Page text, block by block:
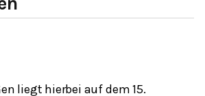
liegt hierbei auf dem 15.